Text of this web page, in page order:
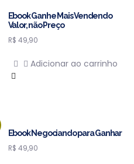
Ebook Ganhe Mais Vendendo
Valor, não Preço
R$ 49,90
Adicionar ao carrinho
Ebook Negociando para Ganhar
R$ 49,90